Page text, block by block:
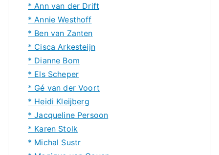
* Ann van der Drift
* Annie Westhoff
* Ben van Zanten
* Cisca Arkesteijn
* Dianne Bom
* Els Scheper
* Gé van der Voort
* Heidi Kleijberg
* Jacqueline Persoon
* Karen Stolk
* Michal Sustr